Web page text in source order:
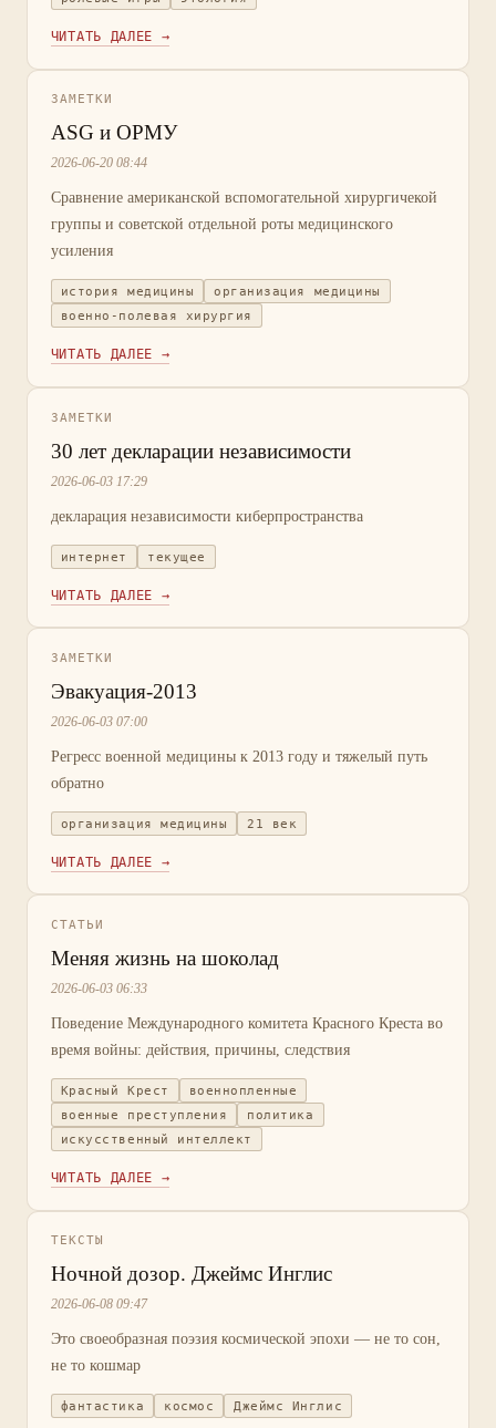
ЧИТАТЬ ДАЛЕЕ →
ЗАМЕТКИ
ASG и ОРМУ
2026-06-20 08:44
Сравнение американской вспомогательной хирургичекой
группы и советской отдельной роты медицинского
усиления
история медицины
организация медицины
военно-полевая хирургия
ЧИТАТЬ ДАЛЕЕ →
ЗАМЕТКИ
30 лет декларации независимости
2026-06-03 17:29
декларация независимости киберпространства
интернет текущее
ЧИТАТЬ ДАЛЕЕ →
ЗАМЕТКИ
Эвакуация-2013
2026-06-03 07:00
Регресс военной медицины к 2013 году и тяжелый путь
обратно
организация медицины 21 век
ЧИТАТЬ ДАЛЕЕ →
СТАТЬИ
Меняя жизнь на шоколад
2026-06-03 06:33
Поведение Международного комитета Красного Креста во
время войны: действия, причины, следствия
Красный Крест
военнопленные
военные преступления
политика
искусственный интеллект
ЧИТАТЬ ДАЛЕЕ →
ТЕКСТЫ
Ночной дозор. Джеймс Инглис
2026-06-08 09:47
Это своеобразная поэзия космической эпохи — не то сон,
не то кошмар
фантастика космос Джеймс Инглис